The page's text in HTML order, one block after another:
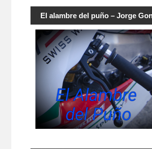
El alambre del puño – Jorge